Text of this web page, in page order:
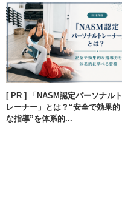
[ PR ] 「NASM認定パーソナルト
レーナー」とは？“安全で効果的
な指導”を体系的...